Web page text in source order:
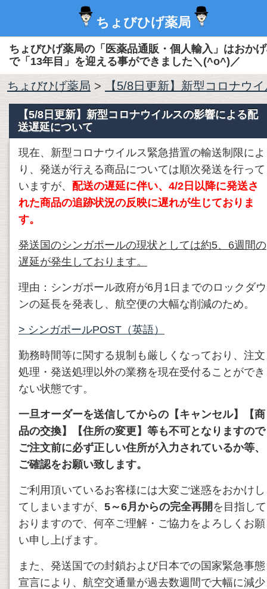
ちょびひげ薬局
ちょびひげ薬局の「医薬品通販・個人輸入」はおか
で「13年目」を迎える事ができました＼(^o^)／
ちょびひげ薬局 > 【5/8日更新】新型コロナウ
【5/8日更新】新型コロナウイルスの影響による配
送遅延について
現在、新型コロナウイルス緊急措置の輸送制限によ
り、発送が行える商品については順次発送を行って
いますが、 配送の遅延に伴い、4/2日以降に発送さ
れた商品の追跡状況の反映に遅れが生じておりま
す。
発送国のシンガポールの現状としては約5、6週間の
遅延が発生しております。
理由：シンガポール政府が6月1日までのロックダウ
ンの延長を発表し、航空便の大幅な削減のため。
> シンガポールPOST（英語）
勤務時間等に関する規制も厳しくなっており、注文
処理・発送処理以外の業務を現在受付ることができ
ない状態です。
一旦オーダーを送信してからの【キャンセル】【商
品の交換】【住所の変更】等も不可となりますので
ご注文前に必ず正しい住所が入力されているか等、
ご確認をお願い致します。
ご利用頂いているお客様には大変ご迷惑をおかけし
てしまいますが、 5～6月からの完全再開 を目指して
おりますので、何卒ご理解・ご協力をよろしくお願
い申し上げます。
また、発送国での封鎖および日本での国家緊急事態
宣言により、航空交通量が過去数週間で大幅に減少